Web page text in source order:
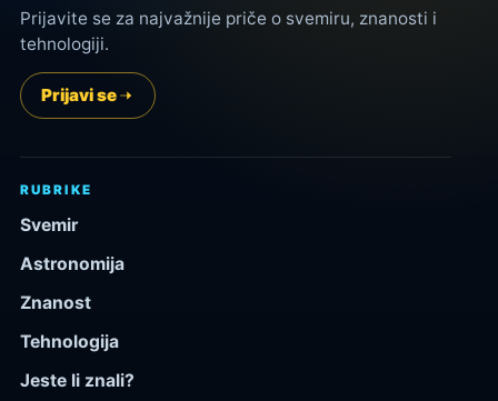
Prijavite se za najvažnije priče o svemiru, znanosti i
tehnologiji.
Prijavi se
RUBRIKE
Svemir
Astronomija
Znanost
Tehnologija
Jeste li znali?